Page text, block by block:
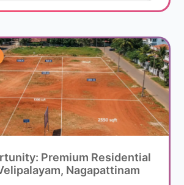
Premium Residential
Nagapattinam